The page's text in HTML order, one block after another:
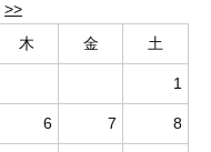
>>
木 金 土
1
6 7 8